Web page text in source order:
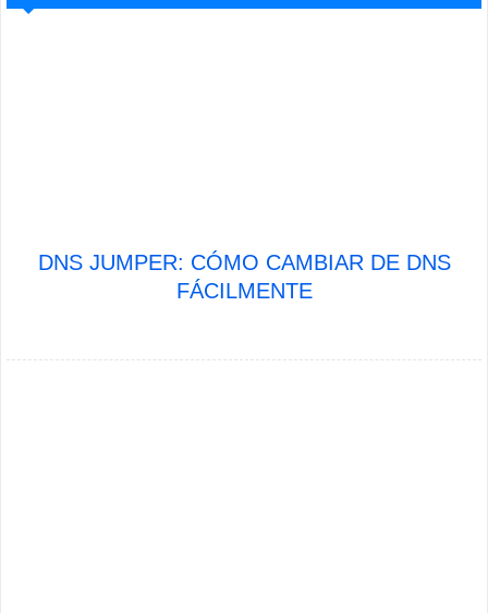
DNS JUMPER: CÓMO CAMBIAR DE DNS
FÁCILMENTE